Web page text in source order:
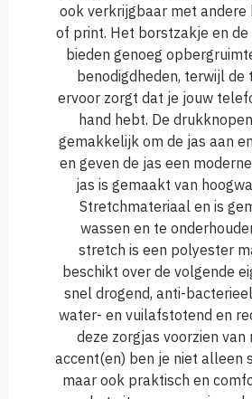
ook verkrijgbaar met andere
of print. Het borstzakje en
bieden genoeg
benodigdheden, terwijl de
ervoor zorgt dat je jouw
hand hebt. De
gemakkelijk om de jas aan
en geven de jas een
jas is gemaakt van
Stretchmateriaal en is
wassen en te
stretch is een polyester
beschikt over de volgende
snel drogend, anti-
water- en vuilafstotend en
deze zorgjas voorzien van
accent(en) ben je niet alleen
maar ook praktisch en